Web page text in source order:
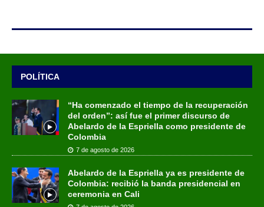
POLÍTICA
“Ha comenzado el tiempo de la recuperación
del orden”: así fue el primer discurso de
Abelardo de la Espriella como presidente de
Colombia
7 de agosto de 2026
Abelardo de la Espriella ya es presidente de
Colombia: recibió la banda presidencial en
ceremonia en Cali